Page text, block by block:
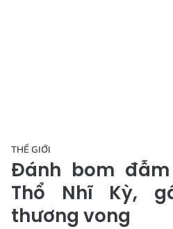
THẾ GIỚI
Đánh bom
Thổ Nhĩ Kỳ,
thương vong